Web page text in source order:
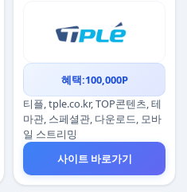
혜택:100,000P
티플, tple.co.kr, TOP콘텐츠, 테
마관, 스페셜관, 다운로드, 모바
일 스트리밍
사이트 바로가기